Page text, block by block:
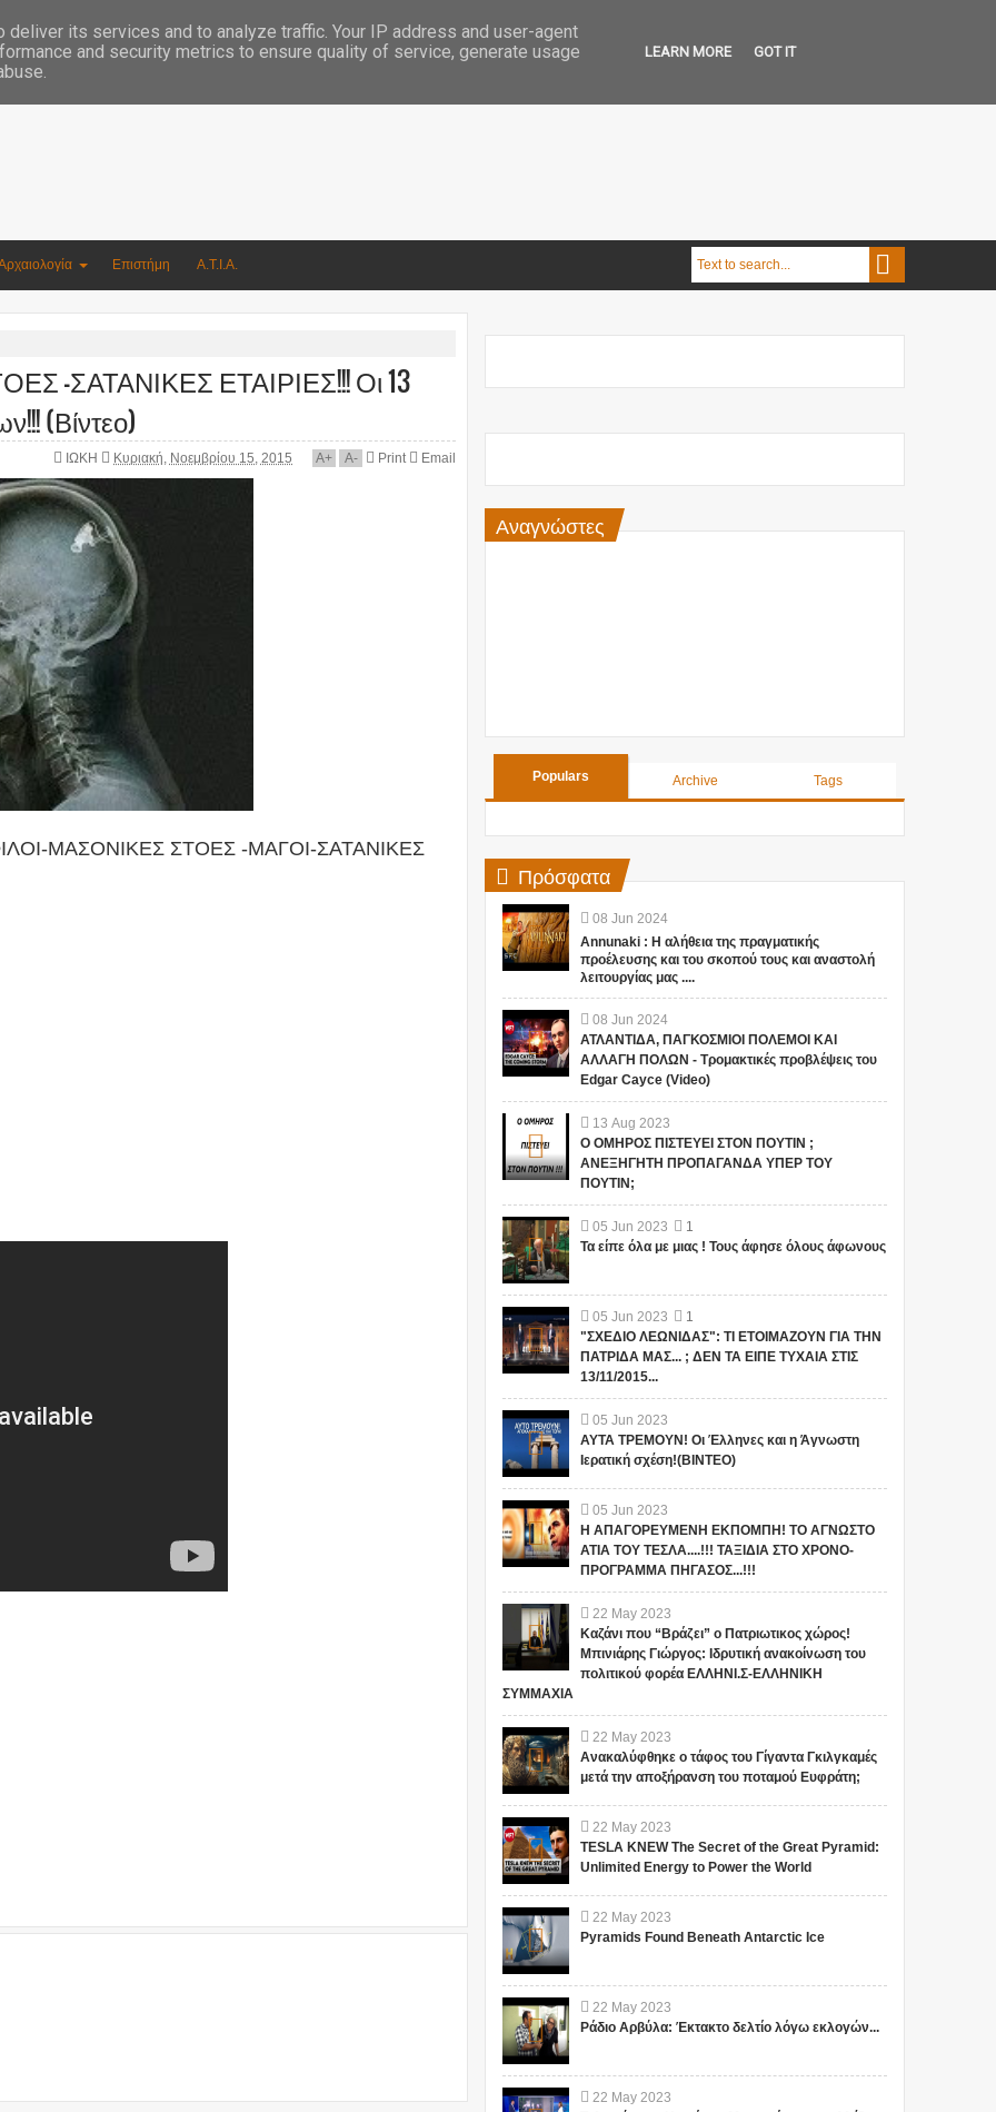
Επιστήμη Α.Τ.Ι.Α.
-ΣΑΤΑΝΙΚΕΣ ΕΤΑΙΡΙΕΣ!!! Οι 13
(Βίντεο)
ΙΩΚΗ Κυριακή, Νοεμβρίου 15, 2015 A+ A- Print Email
ΜΑΣΟΝΙΚΕΣ ΣΤΟΕΣ -ΜΑΓΟΙ-ΣΑΤΑΝΙΚΕΣ
Αναγνώστες
Populars Archive Tags
Πρόσφατα
08 Jun 2024
Annunaki : Η αλήθεια της πραγματικής
προέλευσης και του σκοπού τους και αναστολή
λειτουργίας μας ....
08 Jun 2024
ΑΤΛΑΝΤΙΔΑ, ΠΑΓΚΟΣΜΙΟΙ ΠΟΛΕΜΟΙ ΚΑΙ
ΑΛΛΑΓΗ ΠΟΛΩΝ - Τρομακτικές προβλέψεις του
Edgar Cayce (Video)
13 Aug 2023
Ο ΟΜΗΡΟΣ ΠΙΣΤΕΥΕΙ ΣΤΟΝ ΠΟΥΤΙΝ ;
ΑΝΕΞΗΓΗΤΗ ΠΡΟΠΑΓΑΝΔΑ ΥΠΕΡ ΤΟΥ
ΠΟΥΤΙΝ;
05 Jun 2023
1
Τα είπε όλα με μιας ! Τους άφησε όλους άφωνους
05 Jun 2023
1
"ΣΧΕΔΙΟ ΛΕΩΝΙΔΑΣ": ΤΙ ΕΤΟΙΜΑΖΟΥΝ ΓΙΑ ΤΗΝ
ΠΑΤΡΙΔΑ ΜΑΣ... ; ΔΕΝ ΤΑ ΕΙΠΕ ΤΥΧΑΙΑ ΣΤΙΣ
13/11/2015...
05 Jun 2023
ΑΥΤΑ ΤΡΕΜΟΥΝ! Οι Έλληνες και η Άγνωστη
Ιερατική σχέση!(ΒΙΝΤΕΟ)
05 Jun 2023
Η ΑΠΑΓΟΡΕΥΜΕΝΗ ΕΚΠΟΜΠΗ! ΤΟ ΑΓΝΩΣΤΟ
ΑΤΙΑ ΤΟΥ ΤΕΣΛΑ....!!! ΤΑΞΙΔΙΑ ΣΤΟ ΧΡΟΝΟ-
ΠΡΟΓΡΑΜΜΑ ΠΗΓΑΣΟΣ...!!!
22 May 2023
Καζάνι που “Βράζει” ο Πατριωτικος χώρος!
Μπινιάρης Γιώργος: Ιδρυτική ανακοίνωση του
πολιτικού φορέα ΕΛΛΗΝΙ.Σ-ΕΛΛΗΝΙΚΗ
ΣΥΜΜΑΧΙΑ
22 May 2023
Ανακαλύφθηκε ο τάφος του Γίγαντα Γκιλγκαμές
μετά την αποξήρανση του ποταμού Ευφράτη;
22 May 2023
TESLA KNEW The Secret of the Great Pyramid:
Unlimited Energy to Power the World
22 May 2023
Pyramids Found Beneath Antarctic Ice
22 May 2023
Ράδιο Αρβύλα: Έκτακτο δελτίο λόγω εκλογών...
22 May 2023
its services and to analyze traffic. Your IP address and user-agent
and security metrics to ensure quality of service, generate usage
LEARN MORE GOT IT